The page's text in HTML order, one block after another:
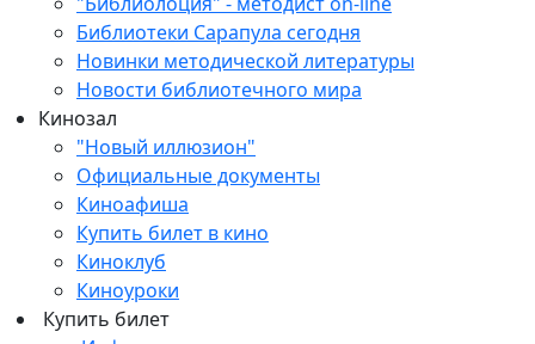
Библиотеки Сарапула сегодня
Новинки методической литературы
Новости библиотечного мира
Кинозал
"Новый иллюзион"
Официальные документы
Киноафиша
Купить билет в кино
Киноклуб
Киноуроки
Купить билет